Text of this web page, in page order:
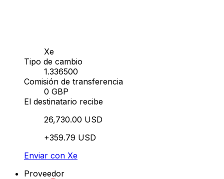
Xe
Tipo de cambio
1.336500
Comisión de transferencia
0 GBP
El destinatario recibe
26,730.00 USD
+359.79 USD
Enviar con Xe
Proveedor